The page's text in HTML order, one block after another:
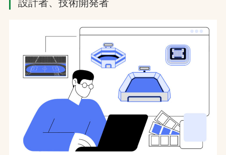
設計者、技術開発者